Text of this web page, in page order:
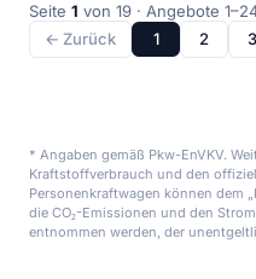
Seite 1 von 19 · Angebote
← Zurück
1 2 3
* Angaben gemäß Pkw-EnVKV.
Kraftstoffverbrauch und den
Personenkraftwagen können dem
die CO₂-Emissionen und den
entnommen werden, der